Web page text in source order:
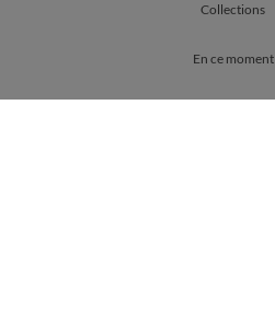
Collections
En ce moment